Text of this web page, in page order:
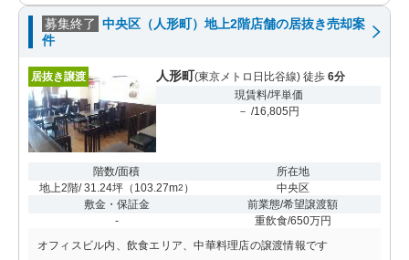
募集終了 中央区（人形町）地上2階店舗の居抜き売却案
件
居抜き譲渡 人形町(東京メトロ日比谷線) 徒歩 6分
現賃料/坪単価
－ /16,805円
階数/面積
地上2階/ 31.24坪（ 103.27m2 ）
所在地
中央区
敷金・保証金
-
前業態/希望譲渡額
重飲食/650万円
オフィスビル内、飲食エリア、中華料理店の譲渡情報です